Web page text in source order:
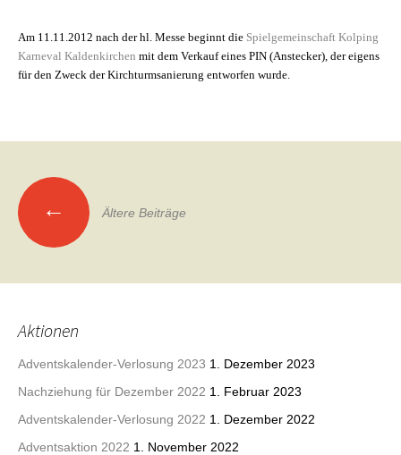
Am 11.11.2012 nach der hl. Messe beginnt die Spielgemeinschaft Kolping
Karneval Kaldenkirchen mit dem Verkauf eines PIN (Anstecker), der eigens
für den Zweck der Kirchturmsanierung entworfen wurde.
Beitragsnavigation
← Ältere Beiträge
Aktionen
Adventskalender-Verlosung 2023 1. Dezember 2023
Nachziehung für Dezember 2022 1. Februar 2023
Adventskalender-Verlosung 2022 1. Dezember 2022
Adventsaktion 2022 1. November 2022